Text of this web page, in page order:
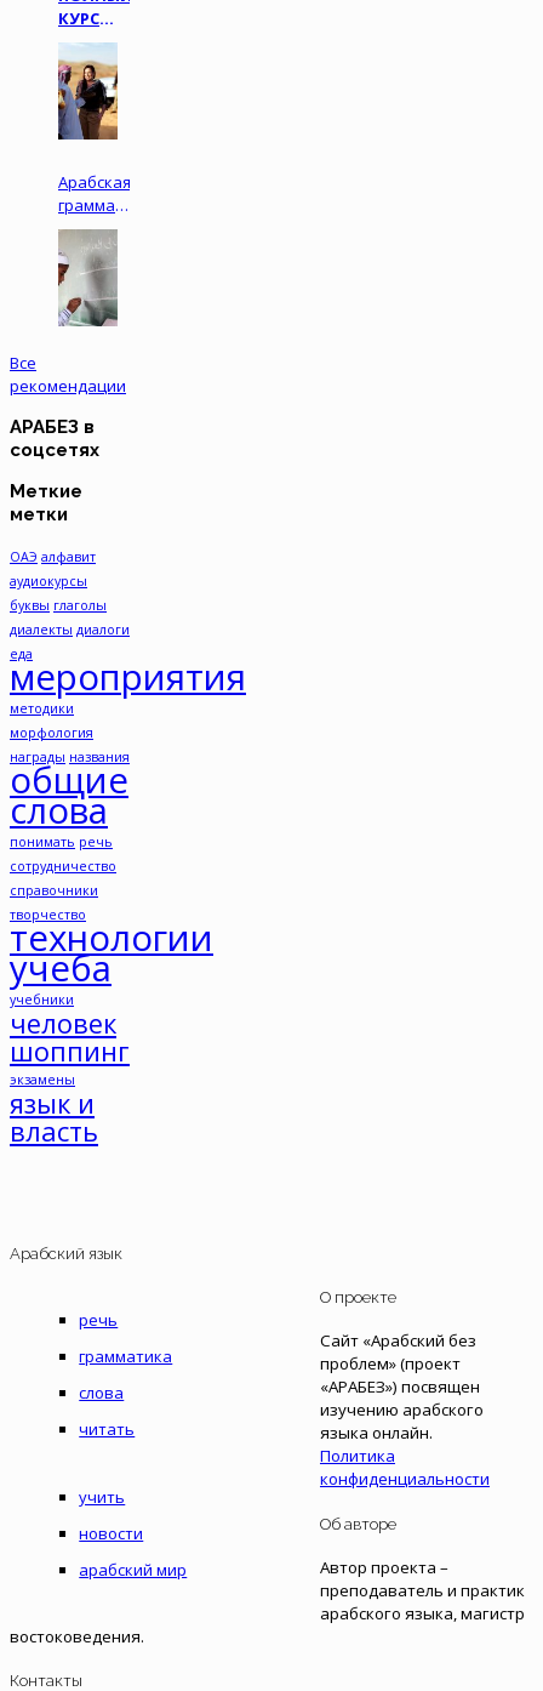
КУРС
АРАБСКОГО
ЯЗЫКА
ДЛЯ
ОБЩЕНИЯ
Арабская
грамматика
для
начинающих
Все
рекомендации
АРАБЕЗ в
соцсетях
Меткие
метки
ОАЭ алфавит
аудиокурсы
буквы глаголы
диалекты диалоги
еда
мероприятия
методики
морфология
награды названия
общие
слова
понимать речь
сотрудничество
справочники
творчество
технологии
учеба
учебники
человек
шоппинг
экзамены
язык и
власть
Арабский язык
речь
грамматика
слова
читать
учить
новости
арабский мир
О проекте
Сайт «Арабский без
проблем» (проект
«АРАБЕЗ») посвящен
изучению арабского
языка онлайн.
Политика
конфиденциальности
Об авторе
Автор проекта –
преподаватель и практик
арабского языка, магистр
востоковедения.
Контакты